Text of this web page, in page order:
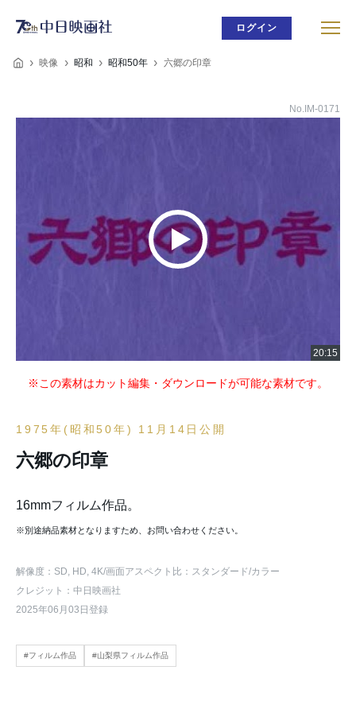
ログイン
映像 昭和 昭和50年 六郷の印章
No.IM-0171
※この素材はカット編集・ダウンロードが可能な素材です。
1975年(昭和50年) 11月14日公開
六郷の印章
16mmフィルム作品。
※別途納品素材となりますため、お問い合わせください。
解像度：SD, HD, 4K/画面アスペクト比：スタンダード/カラー
クレジット：中日映画社
2025年06月03日登録
#フィルム作品 #山梨県フィルム作品